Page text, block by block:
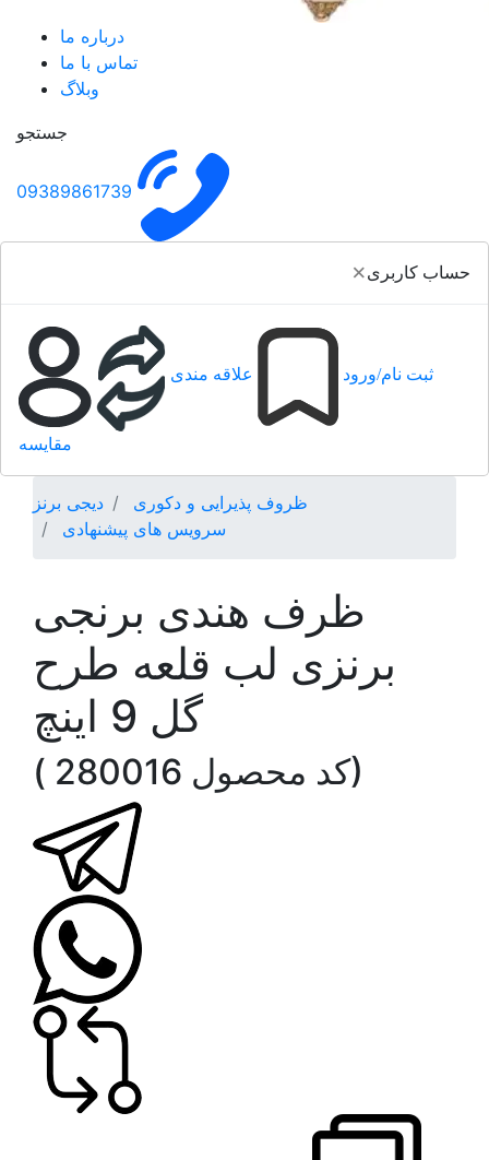
درباره ما
تماس با ما
وبلاگ
جستجو
09389861739
×حساب کاربری
ثبت نام/ورود علاقه مندی
مقایسه
دیجی برنز
ظروف پذیرایی و دکوری
سرویس های پیشنهادی
ظرف هندی برنجی
برنزی لب قلعه طرح
گل 9 اینچ
( کد محصول 280016)